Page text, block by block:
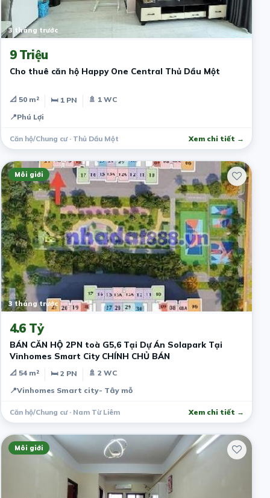
3 tháng trước
9 Triệu
Cho thuê căn hộ Happy One Central Thủ Dầu Một
📐 50 m² 🛏 1 PN
🚿 1 WC
📍Phú Lợi
Căn hộ/Chung cư · Thủ Dầu Một Xem chi tiết →
Môi giới
3 tháng trước
4.6 Tỷ
BÁN CĂN HỘ 2PN toà G5,6 Tại Dự Án Solapark Tại
Vinhomes Smart City CHÍNH CHỦ BÁN
📐 54 m² 🛏 2 PN
🚿 2 WC
📍Vinhomes Smart city- Tây mỗ
Căn hộ/Chung cư · Nam Từ Liêm Xem chi tiết →
Môi giới